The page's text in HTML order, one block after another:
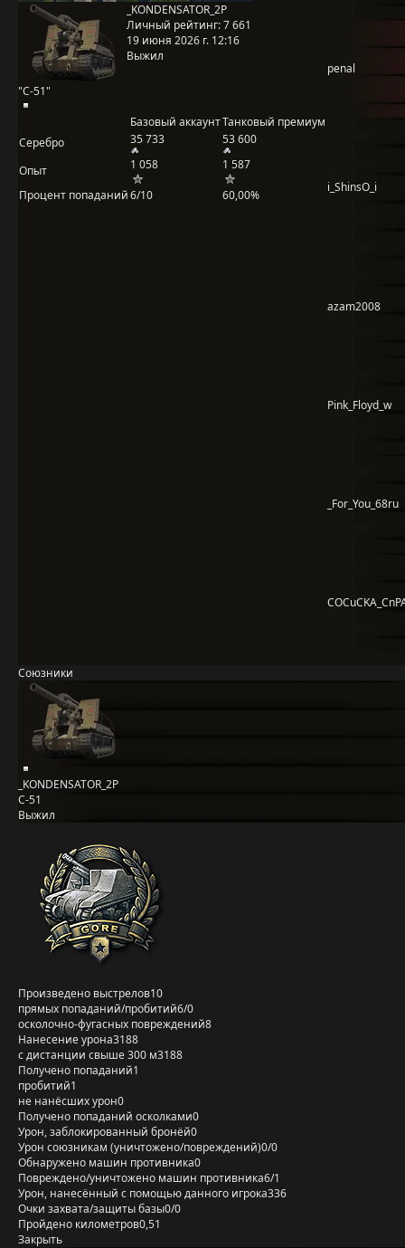
"С-51"
_KONDENSATOR_2P
Личный рейтинг:7 661
19 июня 2026 г. 12:16
Выжил
Базовый аккаунтТанковый премиум
Серебро
35 733 53 600
Опыт 1 058
1 587
Процент попаданий6/10 60,00%
penal
i_ShinsO_i
azam2008
Pink_Floyd_w
_For_You_68ru
Союзники
_KONDENSATOR_2P
С-51
Выжил
Произведено выстрелов10
прямых попаданий/пробитий6/0
осколочно-фугасных повреждений8
Нанесение урона3188
с дистанции свыше 300 м3188
Получено попаданий1
пробитий1
не нанёсших урон0
Получено попаданий осколками0
Урон, заблокированный бронёй0
Урон союзникам (уничтожено/повреждений)0/0
Обнаружено машин противника0
Повреждено/уничтожено машин противника6/1
Урон, нанесённый с помощью данного игрока336
Очки захвата/защиты базы0/0
Пройдено километров0,51
Закрыть